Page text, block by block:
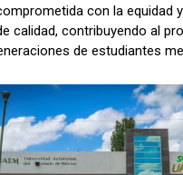
con la equidad
calidad, contribuyendo al
de estudiantes